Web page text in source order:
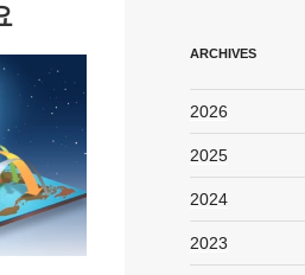
ARCHIVES
2026
2025
2024
2023